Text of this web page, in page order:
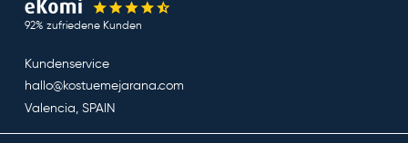
92% zufriedene Kunden
Kundenservice
hallo@kostuemejarana.com
Valencia, SPAIN